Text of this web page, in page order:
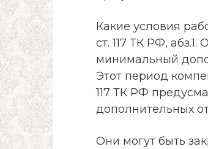
Какие условия
ст. 117 ТК РФ,
минимальный
Этот период
117 ТК РФ
дополнительных
Они могут быть